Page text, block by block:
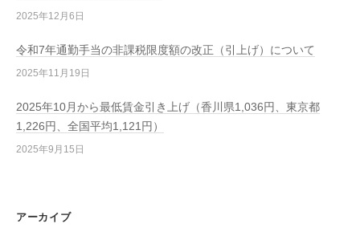
2025年12月6日
令和7年通勤手当の非課税限度額の改正（引上げ）について
2025年11月19日
2025年10月から最低賃金引き上げ（香川県1,036円、東京都
1,226円、全国平均1,121円）
2025年9月15日
アーカイブ